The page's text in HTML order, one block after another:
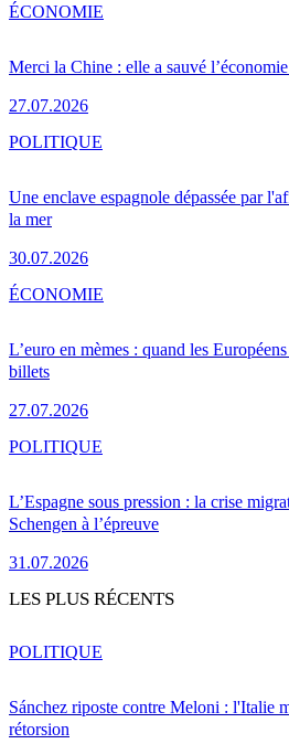
Merci la Chine : elle a sauvé
27.07.2026
ÉCONOMIE
Une enclave espagnole dépassée par
la mer
30.07.2026
POLITIQUE
L’euro en mèmes : quand les
billets
27.07.2026
ÉCONOMIE
L’Espagne sous pression : la crise
Schengen à l’épreuve
31.07.2026
POLITIQUE
LES PLUS RÉCENTS
Sánchez riposte contre Meloni : l'Italie
rétorsion
POLITIQUE